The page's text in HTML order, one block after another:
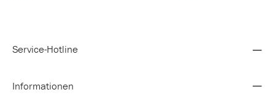
Service-Hotline
Informationen